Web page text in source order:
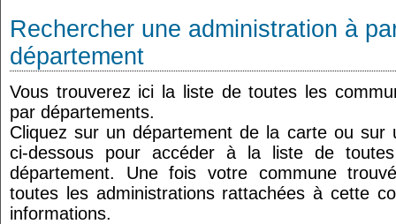
Rechercher une administration à
département
Vous trouverez ici la liste de toutes les
par départements.
Cliquez sur un département de la carte ou sur
ci-dessous pour accéder à la liste de
département. Une fois votre commune
toutes les administrations rattachées à cette
informations.